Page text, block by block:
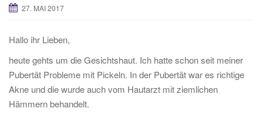
27. MAI 2017
Hallo ihr Lieben,
heute gehts um die Gesichtshaut. Ich hatte schon seit meiner
Pubertät Probleme mit Pickeln. In der Pubertät war es richtige
Akne und die wurde auch vom Hautarzt mit ziemlichen
Hämmern behandelt.